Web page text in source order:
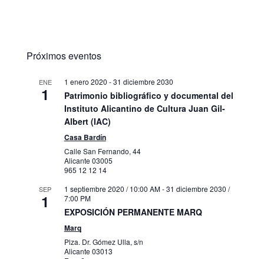
Próximos eventos
ENE
1
1 enero 2020 -31 diciembre 2030
Patrimonio bibliográfico y documental del
Instituto Alicantino de Cultura Juan Gil-
Albert (IAC)
Casa Bardín
Calle San Fernando, 44
Alicante 03005
965 12 12 14
SEP
1
1 septiembre 2020 / 10:00 AM-31 diciembre 2030 /
7:00 PM
EXPOSICIÓN PERMANENTE MARQ
Marq
Plza. Dr. Gómez Ulla, s/n
Alicante 03013